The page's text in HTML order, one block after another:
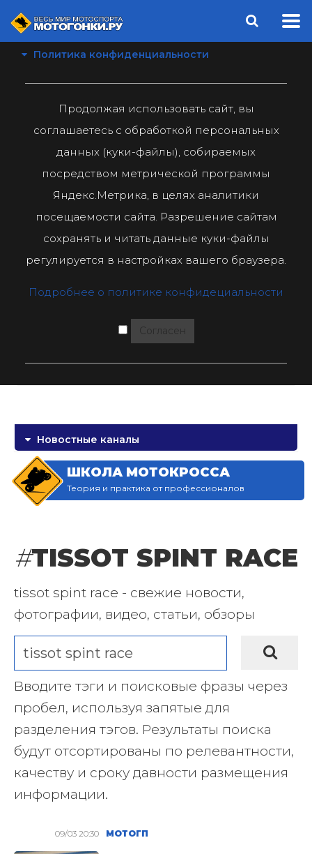
Политика конфиденциальности
Продолжая использовать сайт, вы
соглашаетесь с обработкой персональных
данных (куки-файлы), собираемых
посредством метрической программы
Яндекс.Метрика, в целях аналитики
посещаемости сайта. Разрешение сайтам
сохранять и читать данные куки-файлы
регулируется в настройках вашего браузера.
Подробнее о политике конфидециальности
Согласен
Новостные каналы
ШКОЛА МОТОКРОССА
Теория и практика от профессионалов
#TISSOT SPINT RACE
tissot spint race - свежие новости,
фотографии, видео, статьи, обзоры
Вводите тэги и поисковые фразы через
пробел, используя запятые для
разделения тэгов. Результаты поиска
будут отсортированы по релевантности,
качеству и сроку давности размещения
информации.
09/03 20:30 МОТОГП